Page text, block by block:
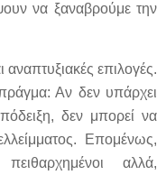
να ξαναβρούμε την
επιλογές.
Αν δεν υπάρχει
δεν μπορεί να
Επομένως,
αλλά,